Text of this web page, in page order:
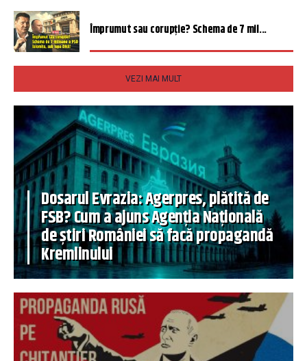
Împrumut sau corupție? Schema de 7 mil...
VEZI MAI MULT
Dosarul Evrazia: Agerpres, plătită de
FSB? Cum a ajuns Agenția Națională
de știri României să facă propagandă
Kremlinului